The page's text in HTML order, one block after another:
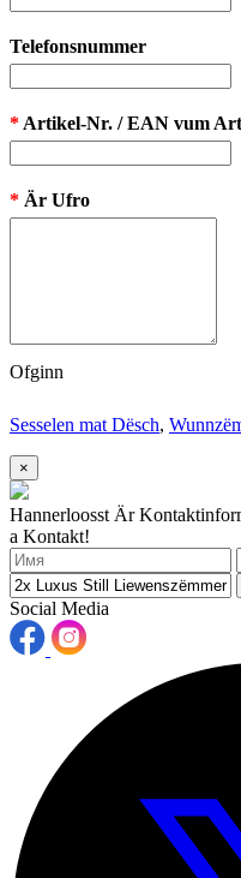
Telefonsnummer
* Artikel-Nr. / EAN vum
* Är Ufro
Ofginn
Sesselen mat Dësch,
×
Hannerloosst Är
a Kontakt!
Social Media